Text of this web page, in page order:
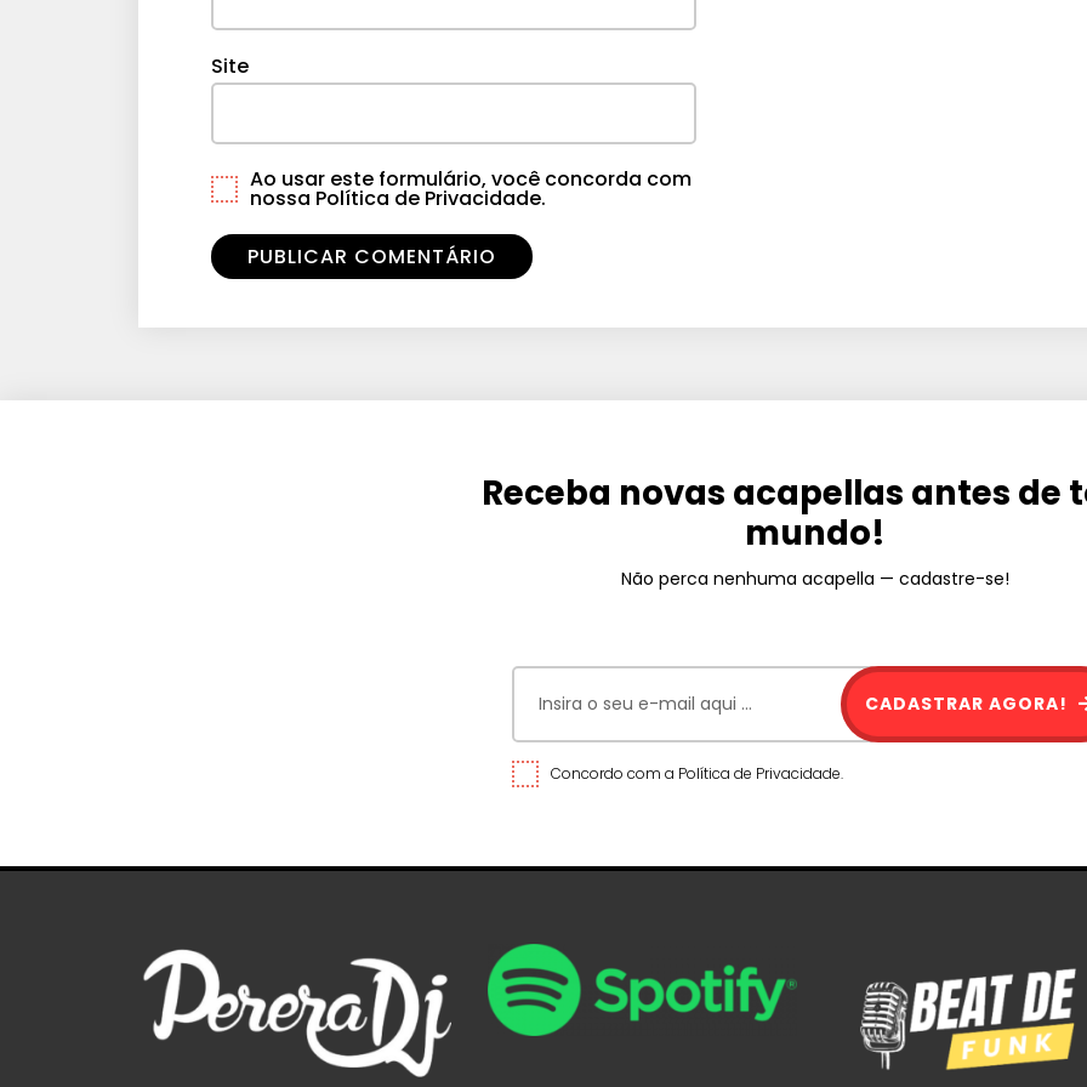
Site
Ao usar este formulário, você concorda com
nossa Política de Privacidade.
Receba novas acapellas antes de
mundo!
Não perca nenhuma acapella — cadastre-se!
Concordo com a Política de Privacidade.
CADASTRAR AGORA!